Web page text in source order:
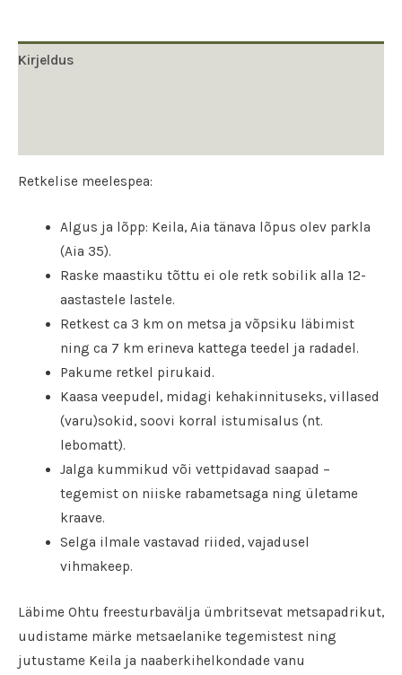
Kirjeldus
Retkelise meelespea:
Algus ja lõpp: Keila, Aia tänava lõpus olev parkla
(Aia 35).
Raske maastiku tõttu ei ole retk sobilik alla 12-
aastastele lastele.
Retkest ca 3 km on metsa ja võpsiku läbimist
ning ca 7 km erineva kattega teedel ja radadel.
Pakume retkel pirukaid.
Kaasa veepudel, midagi kehakinnituseks, villased
(varu)sokid, soovi korral istumisalus (nt.
lebomatt).
Jalga kummikud või vettpidavad saapad –
tegemist on niiske rabametsaga ning ületame
kraave.
Selga ilmale vastavad riided, vajadusel
vihmakeep.
Läbime Ohtu freesturbavälja ümbritsevat metsapadrikut,
uudistame märke metsaelanike tegemistest ning
jutustame Keila ja naaberkihelkondade vanu